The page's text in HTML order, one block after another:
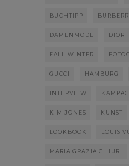
BUCHTIPP
DAMENMODE DIOR
FALL-WINTER
GUCCI HAMBURG
INTERVIEW
KIM JONES KUNST
LOOKBOOK LOUIS
MARIA GRAZIA CHIURI